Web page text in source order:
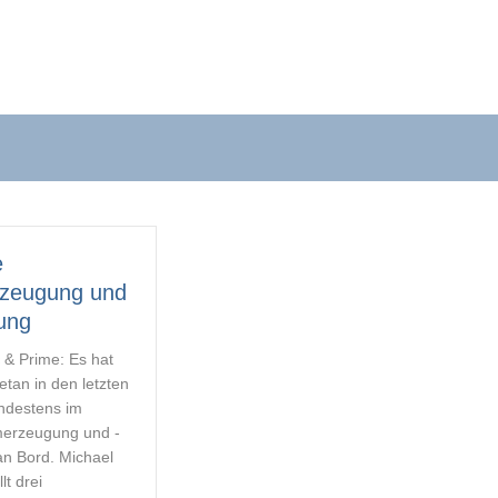
oben und unten, um sie zu überprüfen, und die
und
& Prime: Es hat
in den letzten
im
und -
Bord. Michael
drei